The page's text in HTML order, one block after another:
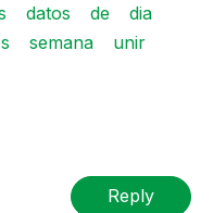
datos de
dia
semana unir
Reply